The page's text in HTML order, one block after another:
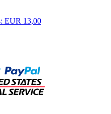
EUR 13,00